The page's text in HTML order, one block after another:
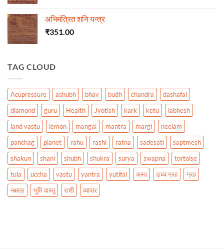
अभिमंत्रित शनि यन्त्र
₹351.00
TAG CLOUD
Acupressure ashubh bhav budh chandra
dashafal
diamond
guru Health Jyotish kark ketu
labhesh
land vastu
lemon mangal mantra margi
neelam
panchag
planet rahu rashi ratna sadesati
saptmesh
shakun
shani shubh shukra surya swapna
tortoise
tula
uccha vastu yantra yutifal अस्त उच्च ग्रह
ग्रह
नक्षत्र
भूमि वास्तु राशी व्यापार